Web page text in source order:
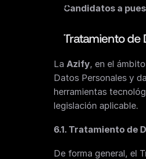
Candidatos a
Tratamiento de
La Azify, en el
Datos Personales y
herramientas
legislación aplicable.
6.1. Tratamiento de
De forma general, el